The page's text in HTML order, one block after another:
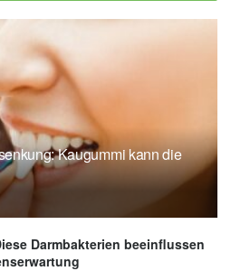
23.04.2025),
of Neurology: Metabolic
to increased risk of young-
(veröffentlicht 23.04.2025),
of Neurology
Kaugummi kann die
Darmbakterien beeinflussen